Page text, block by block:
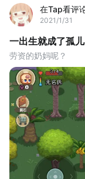
在Tap看评
2021/1/31
一出生就成了孤儿
劳资的奶妈呢？